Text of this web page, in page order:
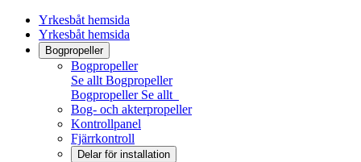
Yrkesbåt hemsida
Yrkesbåt hemsida
Bogpropeller
Bogpropeller
Se allt Bogpropeller
Bogpropeller Se allt
Bog- och akterpropeller
Kontrollpanel
Fjärrkontroll
Delar för installation